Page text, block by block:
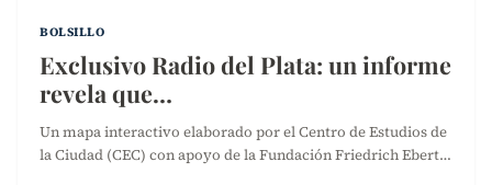
BOLSILLO
Exclusivo Radio del Plata: un informe
revela que…
Un mapa interactivo elaborado por el Centro de Estudios de
la Ciudad (CEC) con apoyo de la Fundación Friedrich Ebert…